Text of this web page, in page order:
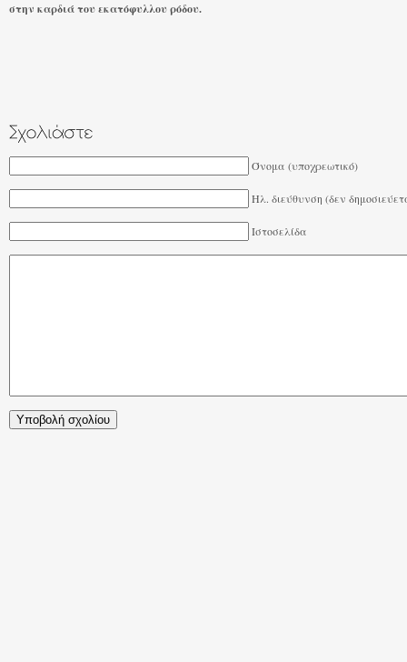
στην καρδιά του εκατόφυλλου ρόδου.
Όνομα (υποχρεωτικό)
Ηλ. διεύθυνση (δεν
Ιστοσελίδα